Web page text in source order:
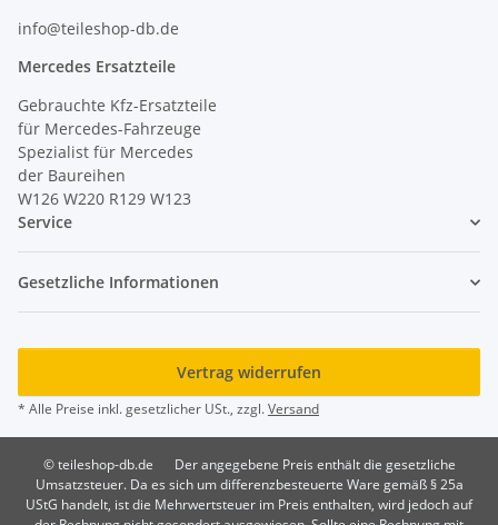
info@teileshop-db.de
Mercedes Ersatzteile
Gebrauchte Kfz-Ersatzteile
für Mercedes-Fahrzeuge
Spezialist für Mercedes
der Baureihen
W126 W220 R129 W123
Service
Gesetzliche Informationen
Vertrag widerrufen
* Alle Preise inkl. gesetzlicher USt., zzgl.Versand
© teileshop-db.de
Der angegebene Preis enthält die gesetzliche
Umsatzsteuer. Da es sich um differenzbesteuerte Ware gemäß § 25a
UStG handelt, ist die Mehrwertsteuer im Preis enthalten, wird jedoch auf